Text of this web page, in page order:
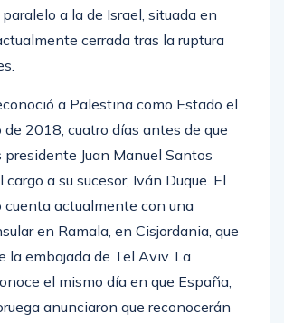
a la de Israel, situada en
cerrada tras la ruptura
a Palestina como Estado el
de 2018, cuatro días antes de que
Juan Manuel Santos
a su sucesor, Iván Duque. El
cuenta actualmente con una
en Ramala, en Cisjordania, que
la embajada de Tel Aviv. La
el mismo día en que España,
anunciaron que reconocerán